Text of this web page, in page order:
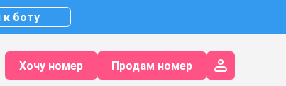
к боту
Хочу номер Продам номер